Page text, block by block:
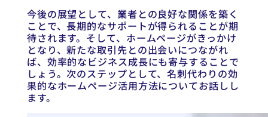
今後の展望として、業者との良好な関係を築く
ことで、長期的なサポートが得られることが期
待されます。そして、ホームページがきっかけ
となり、新たな取引先との出会いにつながれ
ば、効率的なビジネス成長にも寄与することで
しょう。次のステップとして、名刺代わりの効
果的なホームページ活用方法についてお話しし
ます。